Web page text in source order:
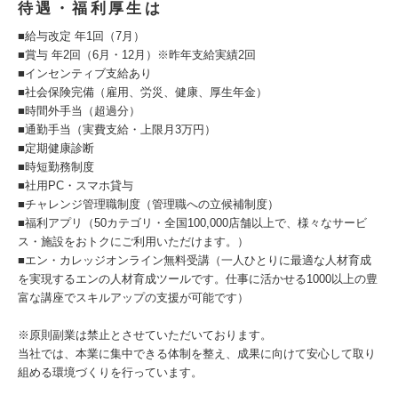
待遇・福利厚生は
■給与改定 年1回（7月）
■賞与 年2回（6月・12月）※昨年支給実績2回
■インセンティブ支給あり
■社会保険完備（雇用、労災、健康、厚生年金）
■時間外手当（超過分）
■通勤手当（実費支給・上限月3万円）
■定期健康診断
■時短勤務制度
■社用PC・スマホ貸与
■チャレンジ管理職制度（管理職への立候補制度）
■福利アプリ（50カテゴリ・全国100,000店舗以上で、様々なサービ
ス・施設をおトクにご利用いただけます。）
■エン・カレッジオンライン無料受講（一人ひとりに最適な人材育成
を実現するエンの人材育成ツールです。仕事に活かせる1000以上の豊
富な講座でスキルアップの支援が可能です）
※原則副業は禁止とさせていただいております。
当社では、本業に集中できる体制を整え、成果に向けて安心して取り
組める環境づくりを行っています。